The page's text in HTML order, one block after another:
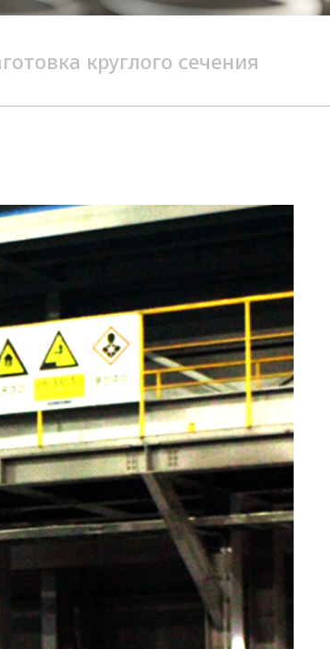
круглого сечения